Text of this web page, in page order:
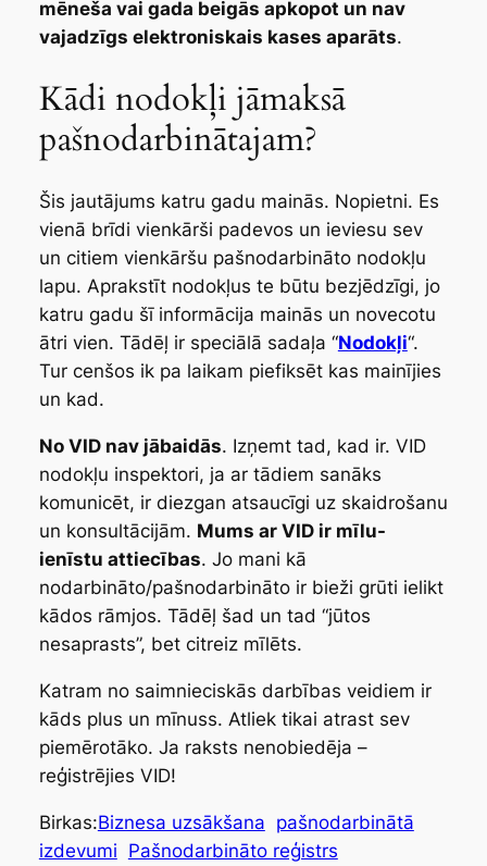
mēneša vai gada beigās apkopot un nav
vajadzīgs elektroniskais kases aparāts.
Kādi nodokļi jāmaksā
pašnodarbinātajam?
Šis jautājums katru gadu mainās. Nopietni. Es
vienā brīdi vienkārši padevos un ieviesu sev
un citiem vienkāršu pašnodarbināto nodokļu
lapu. Aprakstīt nodokļus te būtu bezjēdzīgi, jo
katru gadu šī informācija mainās un novecotu
ātri vien. Tādēļ ir speciālā sadaļa “Nodokļi“.
Tur cenšos ik pa laikam piefiksēt kas mainījies
un kad.
No VID nav jābaidās. Izņemt tad, kad ir. VID
nodokļu inspektori, ja ar tādiem sanāks
komunicēt, ir diezgan atsaucīgi uz skaidrošanu
un konsultācijām. Mums ar VID ir mīlu-
ienīstu attiecības. Jo mani kā
nodarbināto/pašnodarbināto ir bieži grūti ielikt
kādos rāmjos. Tādēļ šad un tad “jūtos
nesaprasts”, bet citreiz mīlēts.
Katram no saimnieciskās darbības veidiem ir
kāds plus un mīnuss. Atliek tikai atrast sev
piemērotāko. Ja raksts nenobiedēja –
reģistrējies VID!
Birkas:Biznesa uzsākšana pašnodarbinātā
izdevumi Pašnodarbināto reģistrs